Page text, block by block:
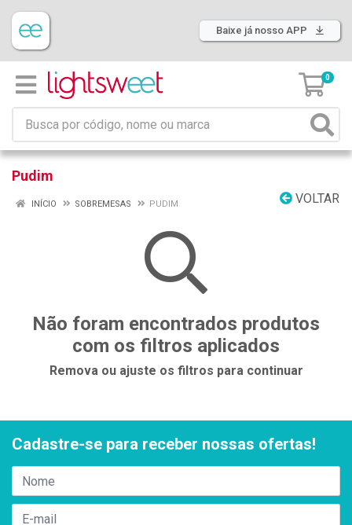
Baixe já nosso APP
0
Pudim
VOLTAR
INÍCIO SOBREMESAS PUDIM
Não foram encontrados produtos
com os filtros aplicados
Remova ou ajuste os filtros para continuar
Cadastre-se para receber nossas ofertas!